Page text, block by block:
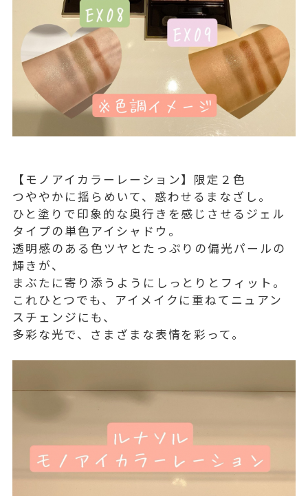
【モノアイカラーレーション】限定２色
つややかに揺らめいて、惑わせるまなざし。
ひと塗りで印象的な奥行きを感じさせるジェル
タイプの単色アイシャドウ。
透明感のある色ツヤとたっぷりの偏光パールの
輝きが、
まぶたに寄り添うようにしっとりとフィット。
これひとつでも、アイメイクに重ねてニュアン
スチェンジにも、
多彩な光で、さまざまな表情を彩って。